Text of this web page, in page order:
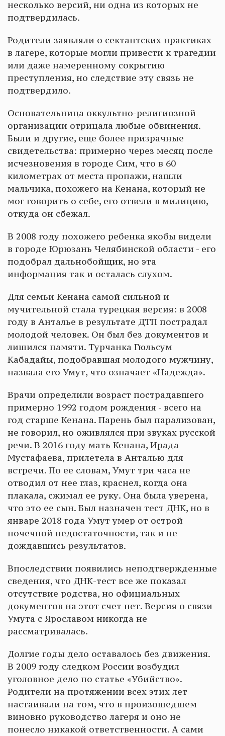
несколько версий, ни одна из которых не
подтвердилась.
Родители заявляли о сектантских практиках
в лагере, которые могли привести к трагедии
или даже намеренному сокрытию
преступления, но следствие эту связь не
подтвердило.
Основательница оккультно-религиозной
организации отрицала любые обвинения.
Были и другие, еще более призрачные
свидетельства: примерно через месяц после
исчезновения в городе Сим, что в 60
километрах от места пропажи, нашли
мальчика, похожего на Кенана, который не
мог говорить о себе, его отвели в милицию,
откуда он сбежал.
В 2008 году похожего ребенка якобы видели
в городе Юрюзань Челябинской области - его
подобрал дальнобойщик, но эта
информация так и осталась слухом.
Для семьи Кенана самой сильной и
мучительной стала турецкая версия: в 2008
году в Анталье в результате ДТП пострадал
молодой человек. Он был без документов и
лишился памяти. Турчанка Гюльсум
Кабадайы, подобравшая молодого мужчину,
назвала его Умут, что означает «Надежда».
Врачи определили возраст пострадавшего
примерно 1992 годом рождения - всего на
год старше Кенана. Парень был парализован,
не говорил, но оживлялся при звуках русской
речи. В 2016 году мать Кенана, Ирада
Мустафаева, прилетела в Анталью для
встречи. По ее словам, Умут три часа не
отводил от нее глаз, краснел, когда она
плакала, сжимал ее руку. Она была уверена,
что это ее сын. Был назначен тест ДНК, но в
январе 2018 года Умут умер от острой
почечной недостаточности, так и не
дождавшись результатов.
Впоследствии появились неподтвержденные
сведения, что ДНК-тест все же показал
отсутствие родства, но официальных
документов на этот счет нет. Версия о связи
Умута с Ярославом никогда не
рассматривалась.
Долгие годы дело оставалось без движения.
В 2009 году следком России возбудил
уголовное дело по статье «Убийство».
Родители на протяжении всех этих лет
настаивали на том, что в произошедшем
виновно руководство лагеря и оно не
понесло никакой ответственности. А сами